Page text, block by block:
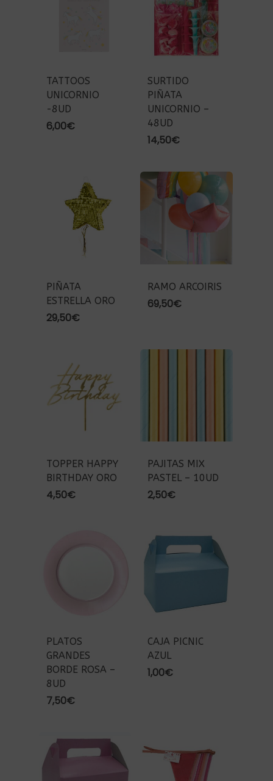
TATTOOS
UNICORNIO
-8UD
6,00€
SURTIDO
PIÑATA
UNICORNIO –
48UD
14,50€
PIÑATA
ESTRELLA ORO
29,50€
RAMO ARCOIRIS
69,50€
TOPPER HAPPY
BIRTHDAY ORO
4,50€
PAJITAS MIX
PASTEL – 10UD
2,50€
PLATOS
GRANDES
BORDE ROSA –
8UD
7,50€
CAJA PICNIC
AZUL
1,00€